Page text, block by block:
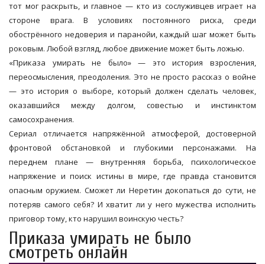
тот мог раскрыть, и главное — кто из сослуживцев играет на
стороне врага. В условиях постоянного риска, среди
обострённого недоверия и паранойи, каждый шаг может быть
роковым. Любой взгляд, любое движение может быть ложью.
«Приказа умирать не было» — это история взросления,
переосмысления, преодоления. Это не просто рассказ о войне
— это история о выборе, который должен сделать человек,
оказавшийся между долгом, совестью и инстинктом
самосохранения.
Сериал отличается напряжённой атмосферой, достоверной
фронтовой обстановкой и глубокими персонажами. На
переднем плане — внутренняя борьба, психологическое
напряжение и поиск истины в мире, где правда становится
опасным оружием. Сможет ли Неретин докопаться до сути, не
потеряв самого себя? И хватит ли у него мужества исполнить
приговор тому, кто нарушил воинскую честь?
Приказа умирать не было
смотреть онлайн